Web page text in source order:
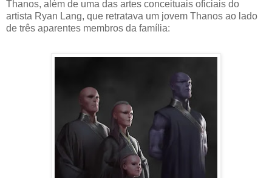
Thanos, além de uma das artes conceituais oficiais do
artista Ryan Lang, que retratava um jovem Thanos ao lado
de três aparentes membros da família: